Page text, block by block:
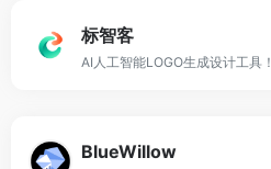
标智客
AI人工智能LOGO生成设计工具！
BlueWillow